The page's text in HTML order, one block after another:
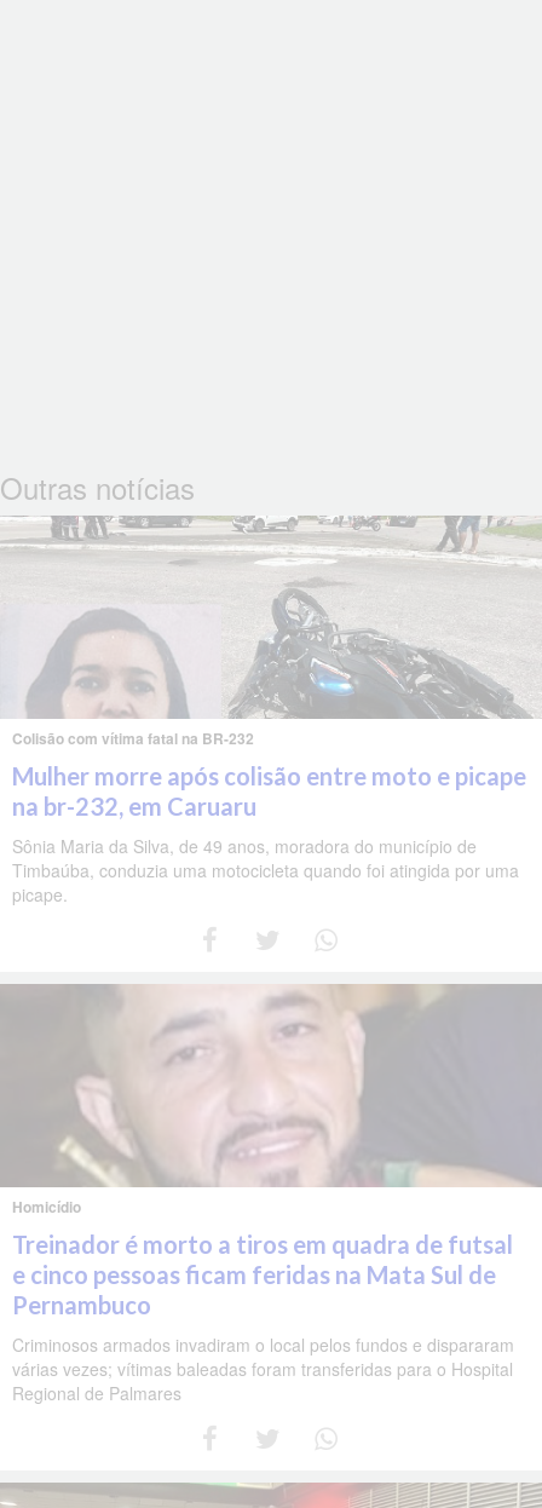
Outras notícias
Colisão com vítima fatal na BR-232
Mulher morre após colisão entre moto e picape
na br-232, em Caruaru
Sônia Maria da Silva, de 49 anos, moradora do município de
Timbaúba, conduzia uma motocicleta quando foi atingida por uma
picape.
Homicídio
Treinador é morto a tiros em quadra de futsal
e cinco pessoas ficam feridas na Mata Sul de
Pernambuco
Criminosos armados invadiram o local pelos fundos e dispararam
várias vezes; vítimas baleadas foram transferidas para o Hospital
Regional de Palmares